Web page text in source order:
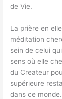
de Vie.
La prière en
méditation
sein de celui
sens où elle
du Createur
supérieure
dans ce